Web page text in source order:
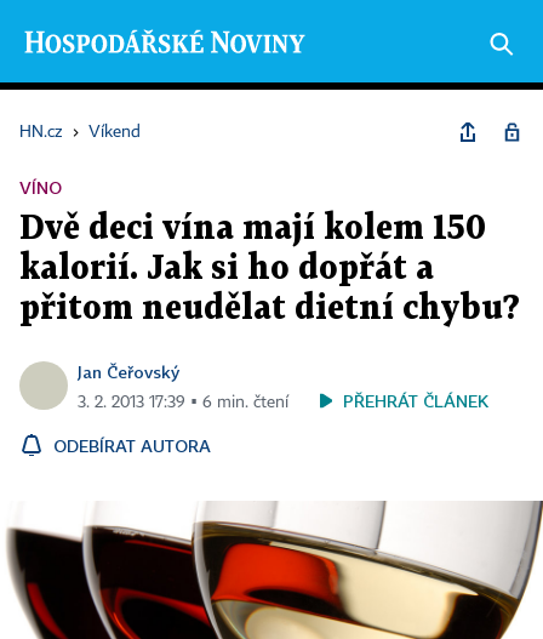
HN.cz › Víkend
VÍNO
Dvě deci vína mají kolem 150
kalorií. Jak si ho dopřát a
přitom neudělat dietní chybu?
Jan Čeřovský
3. 2. 2013 17:39 ▪ 6 min. čtení PŘEHRÁT ČLÁNEK
ODEBÍRAT AUTORA